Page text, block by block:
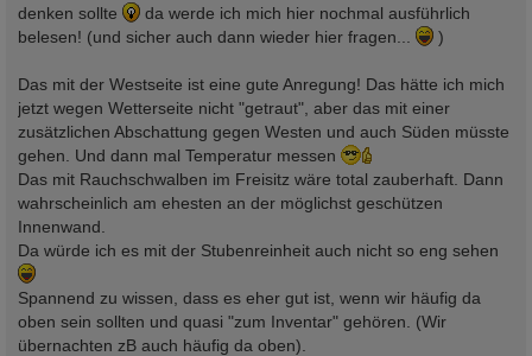
denken sollte
da werde ich mich hier nochmal ausführlich
belesen! (und sicher auch dann wieder hier fragen...
)
Das mit der Westseite ist eine gute Anregung! Das hätte ich mich
jetzt wegen Wetterseite nicht "getraut", aber das mit einer
zusätzlichen Abschattung gegen Westen und auch Süden müsste
gehen. Und dann mal Temperatur messen
Das mit Rauchschwalben im Freisitz wäre total zauberhaft. Dann
wahrscheinlich am ehesten an der möglichst geschützen
Innenwand.
Da würde ich es mit der Stubenreinheit auch nicht so eng sehen
Spannend zu wissen, dass es eher gut ist, wenn wir häufig da
oben sein sollten und quasi "zum Inventar" gehören. (Wir
übernachten zB auch häufig da oben).